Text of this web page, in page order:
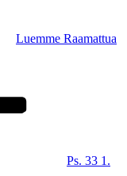
Luemme Raamattua
Ps. 33 1.